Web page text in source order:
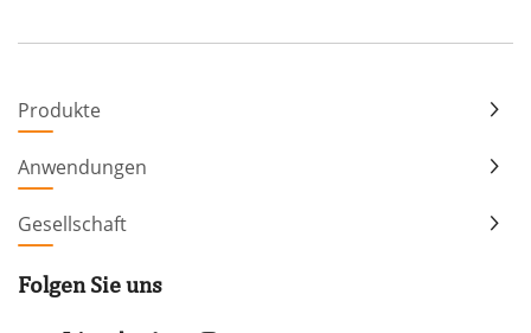
Folgen Sie uns
Produkte
Anwendungen
Gesellschaft